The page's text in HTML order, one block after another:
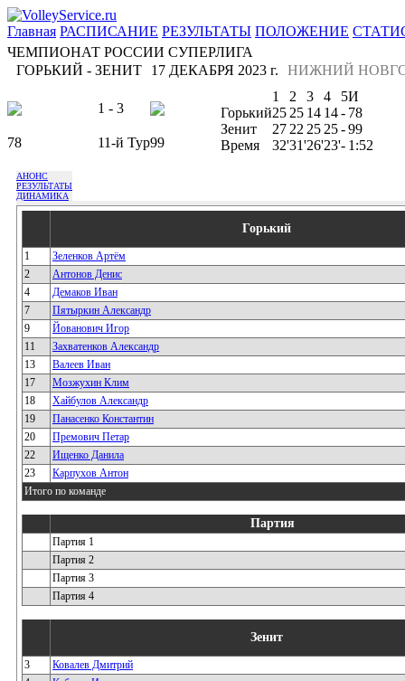
Главная РАСПИСАНИЕ РЕЗУЛЬТАТЫ ПОЛОЖЕНИЕ
ЧЕМПИОНАТ РОССИИ СУПЕРЛИГА
ГОРЬКИЙ - ЗЕНИТ
НИЖНИЙ
17 ДЕКАБРЯ 2023 г.
1 - 3
78 11-й Тур99
1 2 3 4 5И
Горький25 25 14 14- 78
Зенит
27 22 25 25-99
Время
32'31'26'23'- 1:52
АНОНС
РЕЗУЛЬТАТЫ
ДИНАМИКА
Горький
1
Зеленков Артём
2
Антонов Денис
4
Демаков Иван
7
Пятыркин Александр
9
Йованович Игор
11
Захватенков Александр
13
Валеев Иван
17
Мозжухин Клим
18
Хайбулов Александр
19
Панасенко Константин
20
Премович Петар
22
Ищенко Данила
23
Карпухов Антон
Итого по команде
Партия
Партия 1
Партия 2
Партия 3
Партия 4
Зенит
3
Ковалев Дмитрий